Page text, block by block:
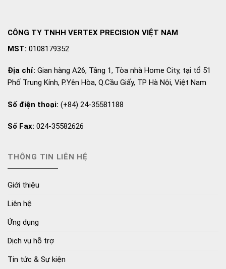
CÔNG TY TNHH VERTEX PRECISION VIỆT NAM
MST: 0108179352
Địa chỉ: Gian hàng A26, Tầng 1, Tòa nhà Home City, tại tổ 51
Phố Trung Kính, P.Yên Hòa, Q.Cầu Giấy, TP Hà Nội, Việt Nam
Số điện thoại: (+84) 24-35581188
Số Fax: 024-35582626
THÔNG TIN LIÊN HỆ
Giới thiệu
Liên hệ
Ứng dụng
Dịch vụ hỗ trợ
Tin tức & Sự kiện